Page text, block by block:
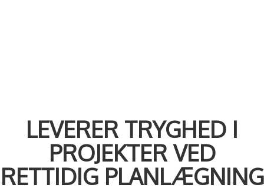
LEVERER TRYGHED I
PROJEKTER VED
RETTIDIG PLANLÆGNING